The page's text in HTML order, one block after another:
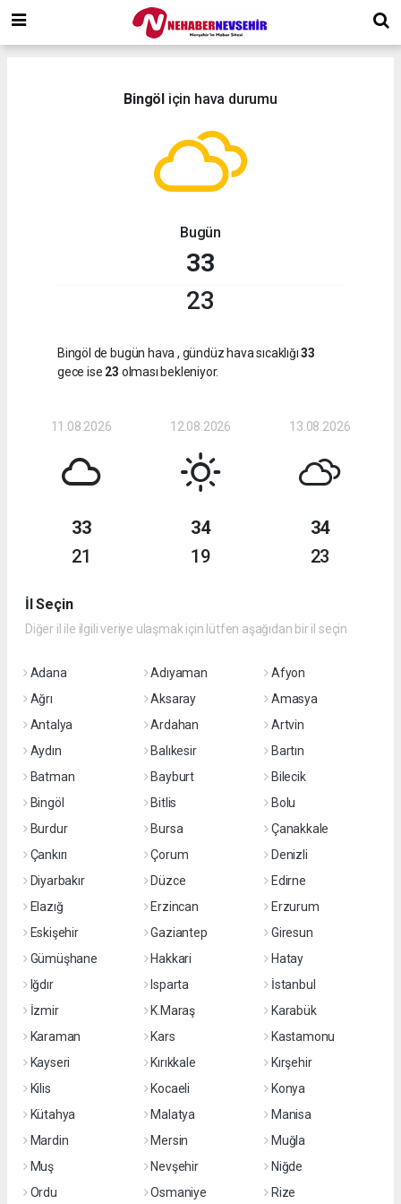
Bingöl için hava durumu
Bugün
33
23
Bingöl de bugün hava , gündüz hava sıcaklığı33
gece ise 23 olması bekleniyor.
11.08.2026
33
21
12.08.2026
34
19
13.08.2026
34
23
İl Seçin
Diğer il ile ilgili veriye ulaşmak için lütfen aşağıdan bir il seçin
Adana Adıyaman
Afyon
Ağrı
Aksaray
Amasya
Antalya
Ardahan
Artvin
Aydın
Balıkesir
Bartın
Batman
Bayburt
Bilecik
Bingöl
Bitlis
Bolu
Burdur
Bursa
Çanakkale
Çankırı
Çorum
Denizli
Diyarbakır
Düzce
Edirne
Elazığ
Erzincan
Erzurum
Eskişehir
Gaziantep
Giresun
Gümüşhane
Hakkari
Hatay
Iğdır
Isparta
İstanbul
İzmir
K.Maraş
Karabük
Karaman
Kars
Kastamonu
Kayseri
Kırıkkale
Kırşehir
Kilis
Kocaeli
Konya
Kütahya
Malatya
Manisa
Mardin
Mersin
Muğla
Muş
Nevşehir
Niğde
Ordu
Osmaniye Rize